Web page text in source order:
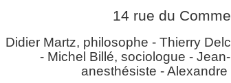
14 rue du
Didier Martz, philosophe - Thierry
- Michel Billé, sociologue -
anesthésiste -